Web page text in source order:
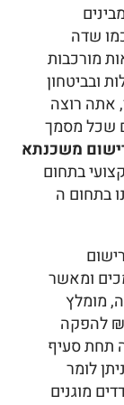
שדה
מורכבות
ובביטחון
אתה רוצה
שכל מסמך
משכנתא
בתחום
בתחום ה
ומאשר
מומלץ
להנפיק נסח טאבו מעודכן (בעלות של 16 ₪ להפקה
תחת סעיף
לומר
מוגנים